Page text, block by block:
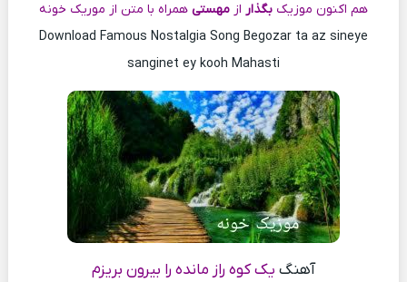
هم اکنون موزیکبگذار از مهستی همراه با متن از موریک خونه
Download Famous Nostalgia Song Begozar ta az sineye
sanginet ey kooh Mahasti
آهنگ یک کوه راز مانده را بیرون بریزم